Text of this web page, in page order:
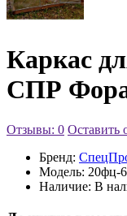
Каркас
СПР
Отзывы: 0 Оставить
Бренд:
Модель: 20фц-6
Наличие: В